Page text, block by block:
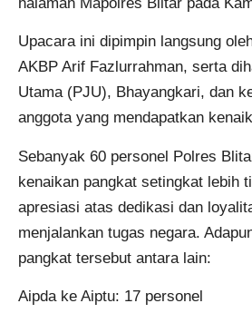
Upacara ini dipimpin langsung
AKBP Arif Fazlurrahman, serta
Utama (PJU), Bhayangkari, dan
anggota yang mendapatkan
Sebanyak 60 personel Polres
kenaikan pangkat setingkat lebih
apresiasi atas dedikasi dan
menjalankan tugas negara.
pangkat tersebut antara lain:
Aipda ke Aiptu: 17 personel